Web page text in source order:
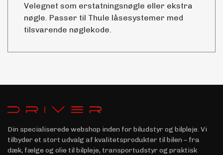
Velegnet som erstatningsnøgle eller ekstra
nøgle. Passer til Thule låsesystemer med
tilsvarende nøglekode.
Din specialiserede webshop inden for biludstyr og bilpleje. Vi
tilbyder et stort udvalg af kvalitetsprodukter til bilen – fra
dæk, fælge og olie til bilpleje, transportudstyr og praktisk